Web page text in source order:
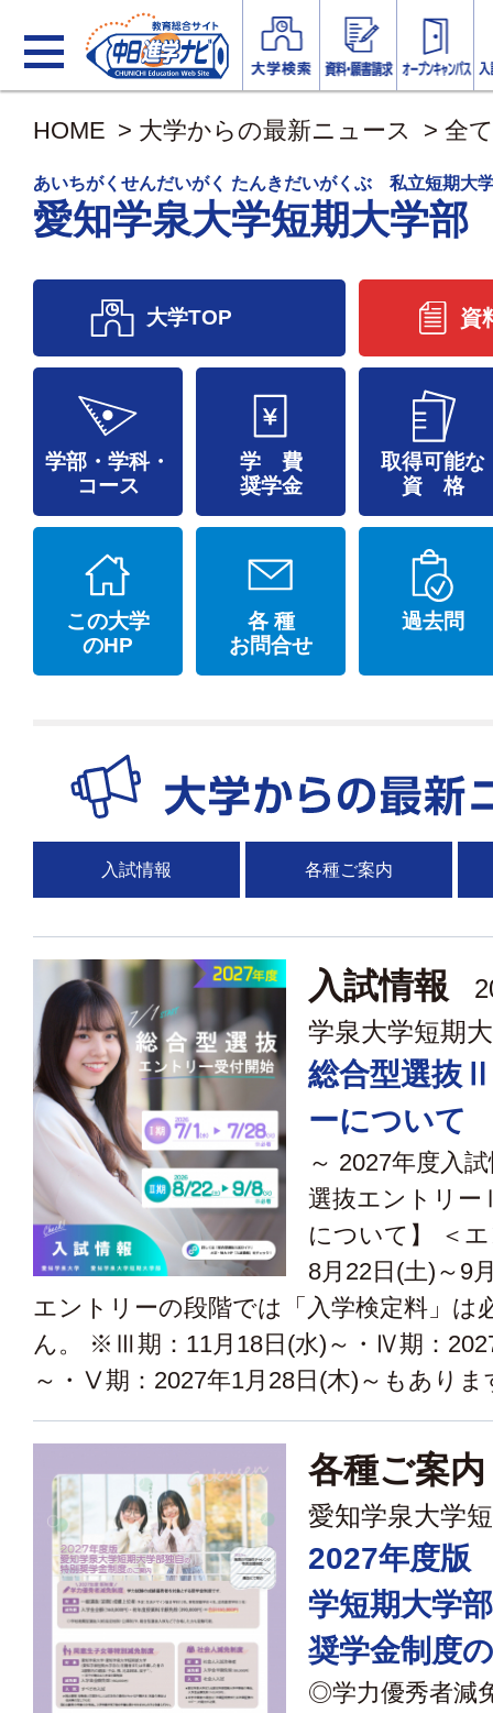
HOME > 大学からの最新ニュース > 全て
あいちがくせんだいがく たんきだいがくぶ 私立短期大
愛知学泉大学短期大学部
資
大学TOP
学部・学科・
コース
学 費
奨学金
取得可能な
資 格
この大学
のHP
各 種
お問合せ
過去問
入試情報 各種ご案内
入試情報
学泉大学短期
総合型選抜
ーについて
～ 2027年度入
選抜エントリ
について】 ＜
8月22日(土)～9
エントリーの段階では「入学検定料」は
ん。 ※Ⅲ期：11月18日(水)～・Ⅳ期：
～・Ⅴ期：2027年1月28日(木)～もありま
各種ご案内
愛知学泉大学
2027年度版
学短期大学
奨学金制度
◎学力優秀者